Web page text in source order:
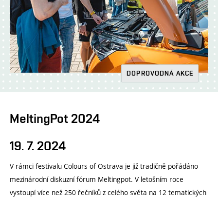
DOPROVODNÁ AKCE
MeltingPot 2024
19. 7. 2024
V rámci festivalu Colours of Ostrava je již tradičně pořádáno
mezinárodní diskuzní fórum Meltingpot. V letošním roce
vystoupí více než 250 řečníků z celého světa na 12 tematických